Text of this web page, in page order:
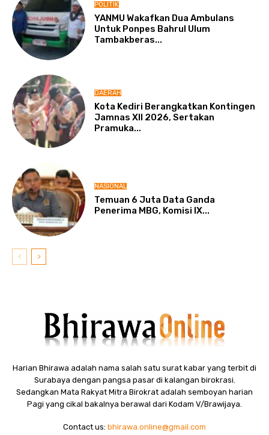
POLITIK
YANMU Wakafkan Dua Ambulans
Untuk Ponpes Bahrul Ulum
Tambakberas...
DAERAH
Kota Kediri Berangkatkan Kontingen
Jamnas XII 2026, Sertakan
Pramuka...
NASIONAL
Temuan 6 Juta Data Ganda
Penerima MBG, Komisi IX...
Harian Bhirawa adalah nama salah satu surat kabar yang terbit di
Surabaya dengan pangsa pasar di kalangan birokrasi.
Sedangkan Mata Rakyat Mitra Birokrat adalah semboyan harian
Pagi yang cikal bakalnya berawal dari Kodam V/Brawijaya.
Contact us: bhirawa.online@gmail.com